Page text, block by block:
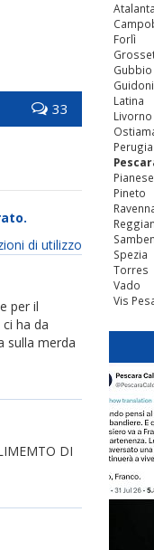
33
di utilizzo
per il
ha da
sulla merda
DI
Forlì
Gubbio
Latina
Livorno
Perugia
Pianese
Pineto
Spezia
Torres
Vado
Vis